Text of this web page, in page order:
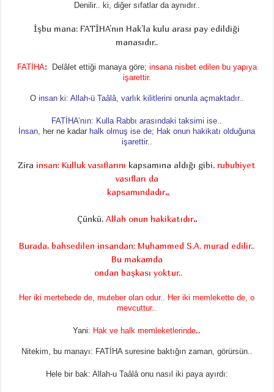
Denilir.. ki, diğer sıfatlar da aynıdır..
İşbu mana: FATİHA’nın Hak’la kulu arası pay edildiği
manasıdır..
FATİHA: Delâlet ettiği manaya göre; insana nisbet edilen bu yapıya
işarettir.
O insan ki: Allah-ü Taâlâ, varlık kilitlerini onunla açmaktadır..
FATİHA’nın: Kulla Rabbı arasındaki taksimi ise..
İnsan, her ne kadar halk olmuş ise de; Hak onun hakikatı olduğuna
işarettir..
Zira insan: Kulluk vasıflarını kapsamına aldığı gibi, rububiyet
vasıfları da
kapsamındadır..
Çünkü, Allah onun hakikatıdır..
Burada, bahsedilen insandan: Muhammed S.A. murad edilir..
Bu makamda
ondan başkası yoktur..
Her iki mertebede de, muteber olan odur.. Her iki memlekette de, o
mevcuttur..
Yani: Hak ve halk memleketlerinde..
Nitekim, bu manayı: FATİHA suresine baktığın zaman, görürsün..
Hele bir bak: Allah-u Taâlâ onu nasıl iki paya ayırdı: